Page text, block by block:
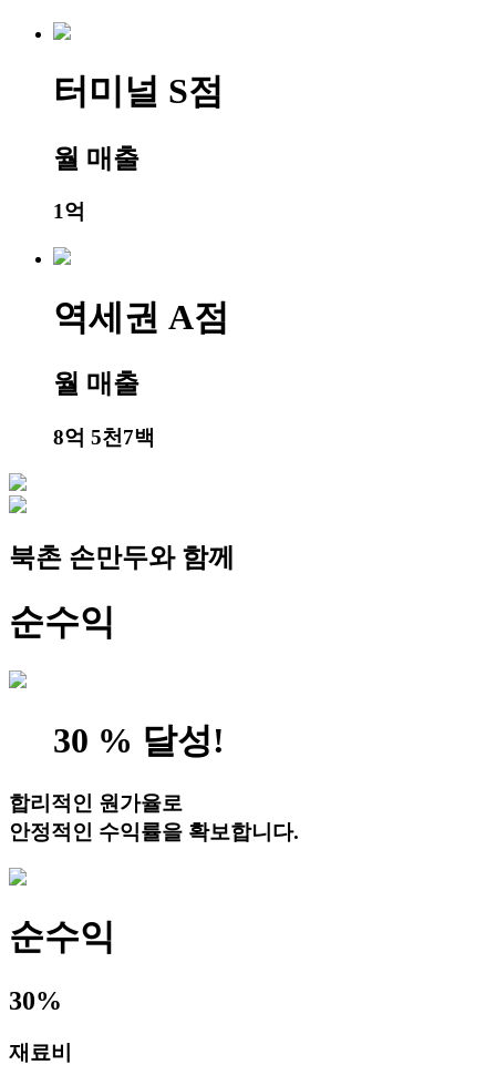
터미널 S점
월 매출
1억
역세권 A점
월 매출
8억 5천7백
북촌 손만두와 함께
순수익
30 % 달성!
합리적인 원가율로
안정적인 수익률을 확보합니다.
순수익
30%
재료비